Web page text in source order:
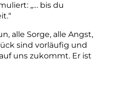
„… bis du
alle Sorge, alle Angst,
sind vorläufig und
uns zukommt. Er ist